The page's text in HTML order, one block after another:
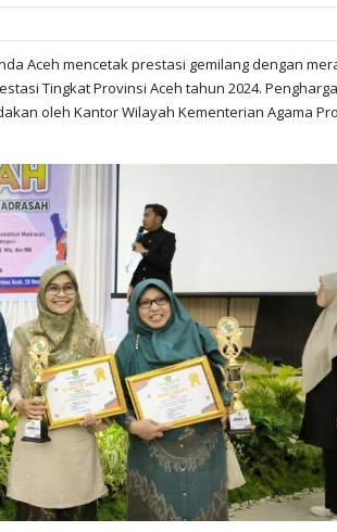
Aceh mencetak prestasi gemilang dengan
Tingkat Provinsi Aceh tahun 2024.
oleh Kantor Wilayah Kementerian Agama